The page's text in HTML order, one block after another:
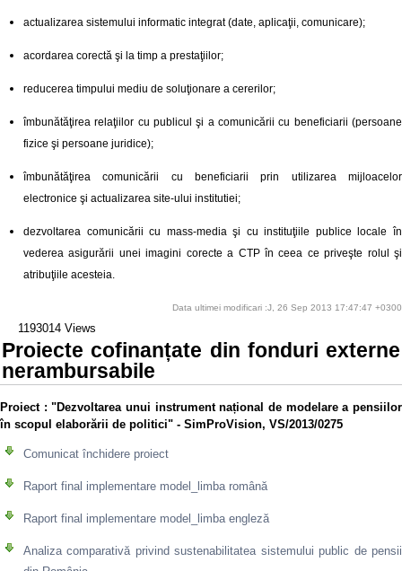
actualizarea sistemului informatic integrat (date, aplicaţii, comunicare);
acordarea corectă şi la timp a prestaţiilor;
reducerea timpului mediu de soluţionare a cererilor;
îmbunătăţirea relaţiilor cu publicul şi a comunicării cu beneficiarii (persoane
fizice şi persoane juridice);
îmbunătăţirea comunicării cu beneficiarii prin utilizarea mijloacelor
electronice şi actualizarea site-ului institutiei;
dezvoltarea comunicării cu mass-media şi cu instituţiile publice locale în
vederea asigurării unei imagini corecte a CTP în ceea ce priveşte rolul şi
atribuţiile acesteia.
Data ultimei modificari :J, 26 Sep 2013 17:47:47 +0300
1193014 Views
Proiecte cofinanțate din fonduri externe
nerambursabile
Proiect : "Dezvoltarea unui instrument național de modelare a pensiilor
în scopul elaborării de politici" - SimProVision, VS/2013/0275
Comunicat închidere proiect
Raport final implementare model_limba română
Raport final implementare model_limba engleză
Analiza comparativă privind sustenabilitatea sistemului public de pensii